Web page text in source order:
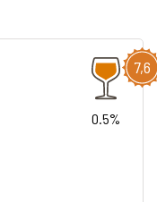
7,6
0.5%